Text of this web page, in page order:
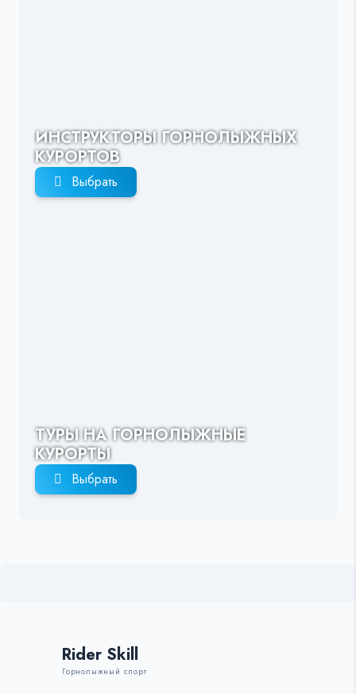
ИНСТРУКТОРЫ ГОРНОЛЫЖНЫХ
КУРОРТОВ
Выбрать
ТУРЫ НА ГОРНОЛЫЖНЫЕ
КУРОРТЫ
Выбрать
Rider Skill
Горнолыжный спорт